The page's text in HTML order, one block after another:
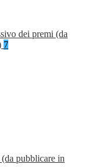
dei premi (da
7
pubblicare in